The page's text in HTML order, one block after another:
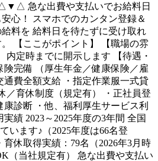
急な出費や支払いでお給料日
心！ スマホでのカンタン登録＆
料を 給料日を待たずに受け取れ
【ここがポイント】 【職場の雰
内定時までに開示します 【待遇・
完備 （厚生年金／健康保険／雇
通費全額支給 ・指定作業服一式貸
／育休制度（規定有） ・正社員登
診断 ・他、福利厚生サービス利
績 2023～2025年度の3年間 全国
います♪（2025年度は66名登
休取得実績：79名（2026年3月時
（当社規定有） 急な出費や支払い